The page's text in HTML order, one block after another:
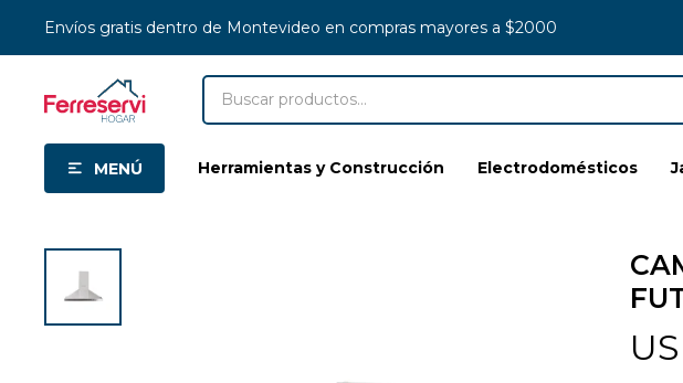
MENÚ Herramientas y Construcción Electrodomésticos
Envíos gratis dentro de Montevideo en compras mayores a $2000